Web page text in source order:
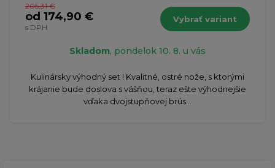
205,31 €
od 174,90 €
s DPH
Vybrať variant
Skladom, pondelok 10. 8. u vás
​Kulinársky výhodný set ! Kvalitné, ostré nože, s ktorými
krájanie bude doslova s vášňou, teraz ešte výhodnejšie
vďaka dvojstupňovej brús...